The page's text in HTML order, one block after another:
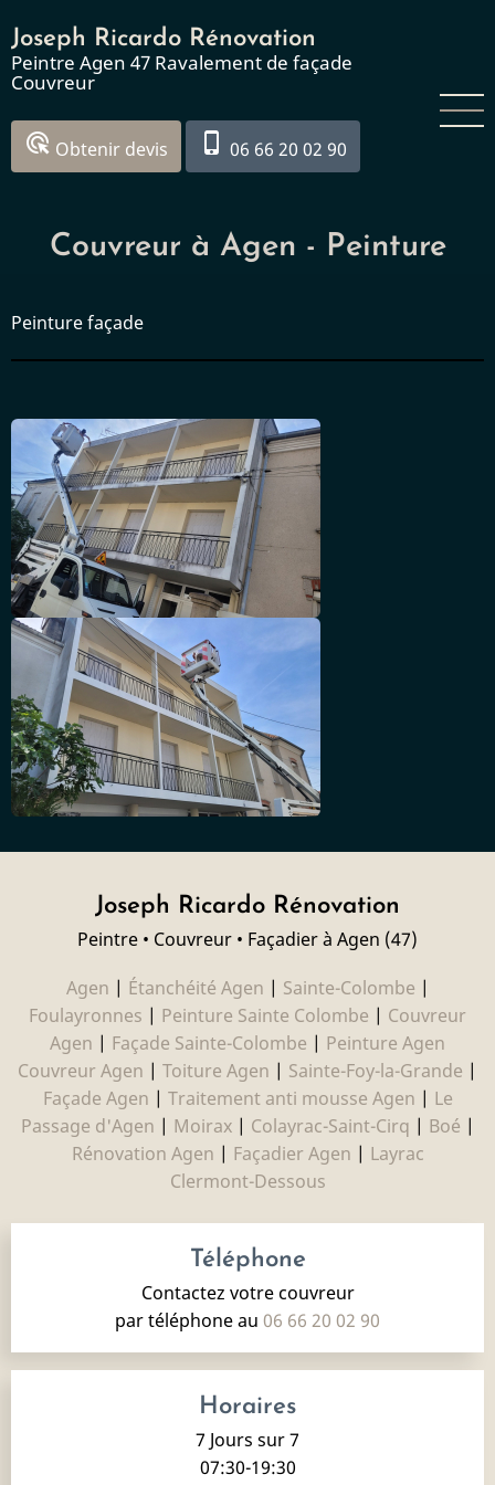
au
contenu
principal
Joseph Ricardo Rénovation
Peintre Agen 47 Ravalement de façade
Couvreur
ads_click Obtenir devis phone_iphone 06 66 20 02 90
Couvreur à Agen - Peinture
Peinture façade
Joseph Ricardo Rénovation
Peintre • Couvreur • Façadier à Agen (47)
Agen | Étanchéité Agen | Sainte-Colombe |
Foulayronnes | Peinture Sainte Colombe | Couvreur
Agen | Façade Sainte-Colombe | Peinture Agen
Couvreur Agen | Toiture Agen | Sainte-Foy-la-Grande |
Façade Agen | Traitement anti mousse Agen | Le
Passage d'Agen | Moirax| Colayrac-Saint-Cirq | Boé |
Rénovation Agen | Façadier Agen | Layrac
Clermont-Dessous
Téléphone
Contactez votre couvreur
par téléphone au 06 66 20 02 90
Horaires
7 Jours sur 7
07:30-19:30